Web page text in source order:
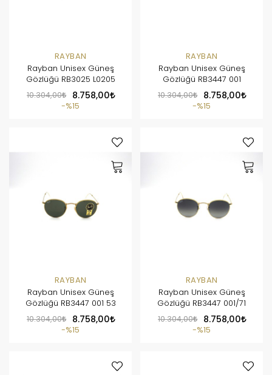
RAYBAN
Rayban Unisex Güneş
Gözlüğü RB3025 L0205
10.304,00
8.758,00
%15
RAYBAN
Rayban Unisex Güneş
Gözlüğü RB3447 001
10.304,00
8.758,00
%15
RAYBAN
Rayban Unisex Güneş
Gözlüğü RB3447 001 53
10.304,00
8.758,00
%15
RAYBAN
Rayban Unisex Güneş
Gözlüğü RB3447 001/71
10.304,00
8.758,00
%15